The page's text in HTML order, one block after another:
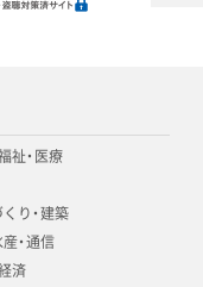
祉・医療
り・建築
産・通信
済